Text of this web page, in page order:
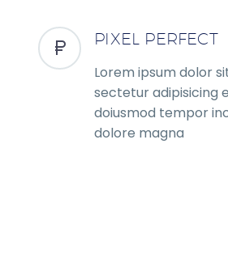
PIXEL PERFECT
Lorem ipsum dolor
sectetur adipisicing
doiusmod tempor
dolore magna